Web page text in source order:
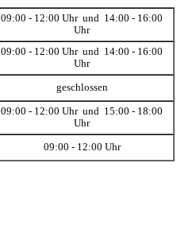
09:00 - 12:00 Uhr und 14:00 - 16:00
Uhr
09:00 - 12:00 Uhr und 14:00 - 16:00
Uhr
geschlossen
09:00 - 12:00 Uhr und 15:00 - 18:00
Uhr
09:00 - 12:00 Uhr